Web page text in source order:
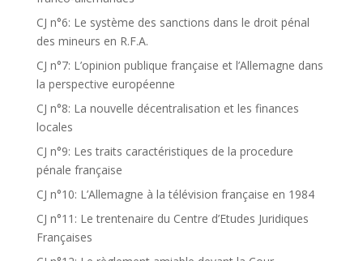
CJ n°6: Le système des sanctions dans le droit pénal
des mineurs en R.F.A.
CJ n°7: L’opinion publique française et l’Allemagne dans
la perspective européenne
CJ n°8: La nouvelle décentralisation et les finances
locales
CJ n°9: Les traits caractéristiques de la procedure
pénale française
CJ n°10: L’Allemagne à la télévision française en 1984
CJ n°11: Le trentenaire du Centre d’Etudes Juridiques
Françaises